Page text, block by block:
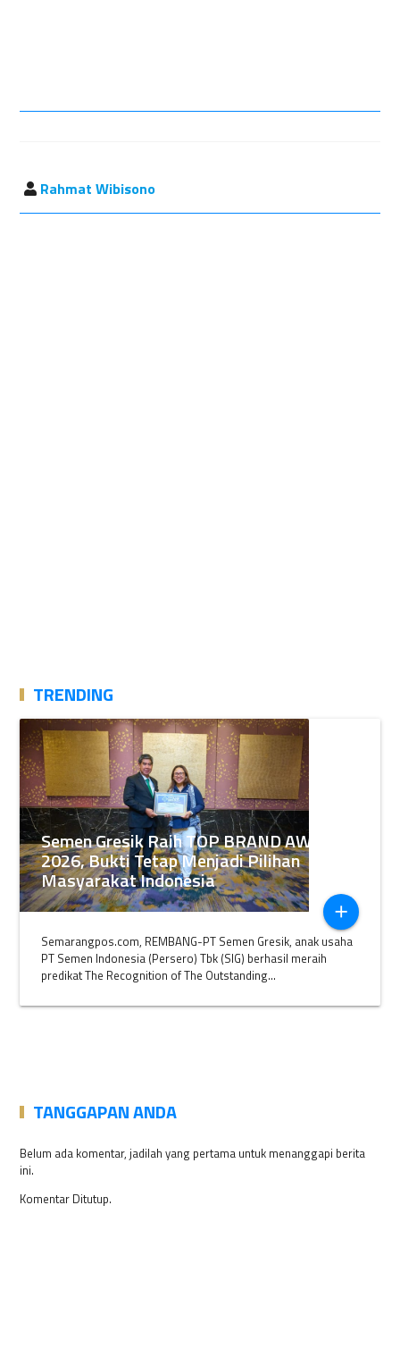
Rahmat Wibisono
TRENDING
Semen Gresik Raih TOP BRAND AWARDS
2026, Bukti Tetap Menjadi Pilihan
Masyarakat Indonesia
add
Semarangpos.com, REMBANG-PT Semen Gresik, anak usaha
PT Semen Indonesia (Persero) Tbk (SIG) berhasil meraih
predikat The Recognition of The Outstanding...
TANGGAPAN ANDA
Belum ada komentar, jadilah yang pertama untuk menanggapi berita
ini.
Komentar Ditutup.